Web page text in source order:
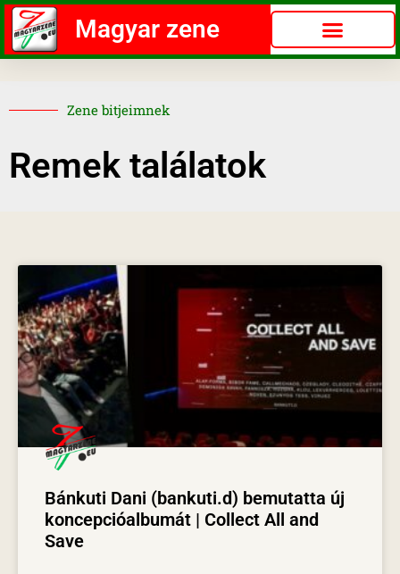
Magyar zene
Zene bitjeimnek
Remek találatok
Bánkuti Dani (bankuti.d) bemutatta új
koncepcióalbumát | Collect All and
Save